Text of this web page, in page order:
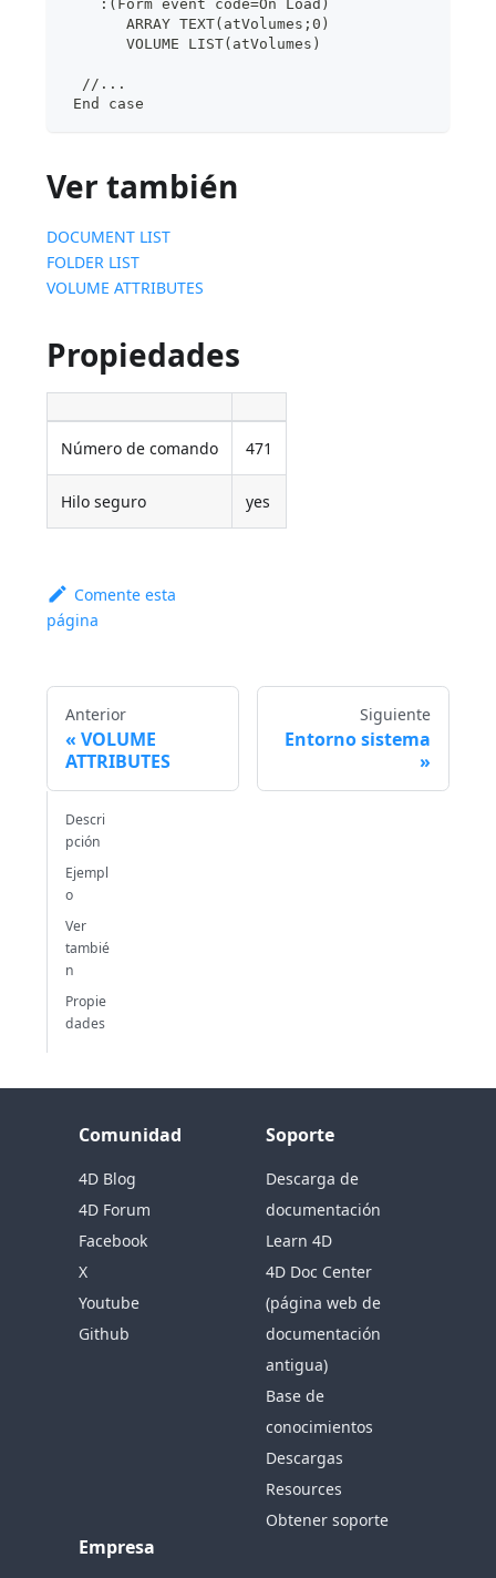
:(Form event code=On Load)
ARRAY TEXT(atVolumes;0)
VOLUME LIST(atVolumes)
//...
End case
Ver también
DOCUMENT LIST
FOLDER LIST
VOLUME ATTRIBUTES
Propiedades
Número de comando 471
Hilo seguro yes
Comente esta
página
Anterior
VOLUME
ATTRIBUTES
Siguiente
Entorno sistema
Descri
pción
Ejempl
o
Ver
tambié
n
Propie
dades
Comunidad
4D Blog
4D Forum
Facebook
X
Youtube
Github
Soporte
Descarga de
documentación
Learn 4D
4D Doc Center
(página web de
documentación
antigua)
Base de
conocimientos
Descargas
Resources
Obtener soporte
Empresa